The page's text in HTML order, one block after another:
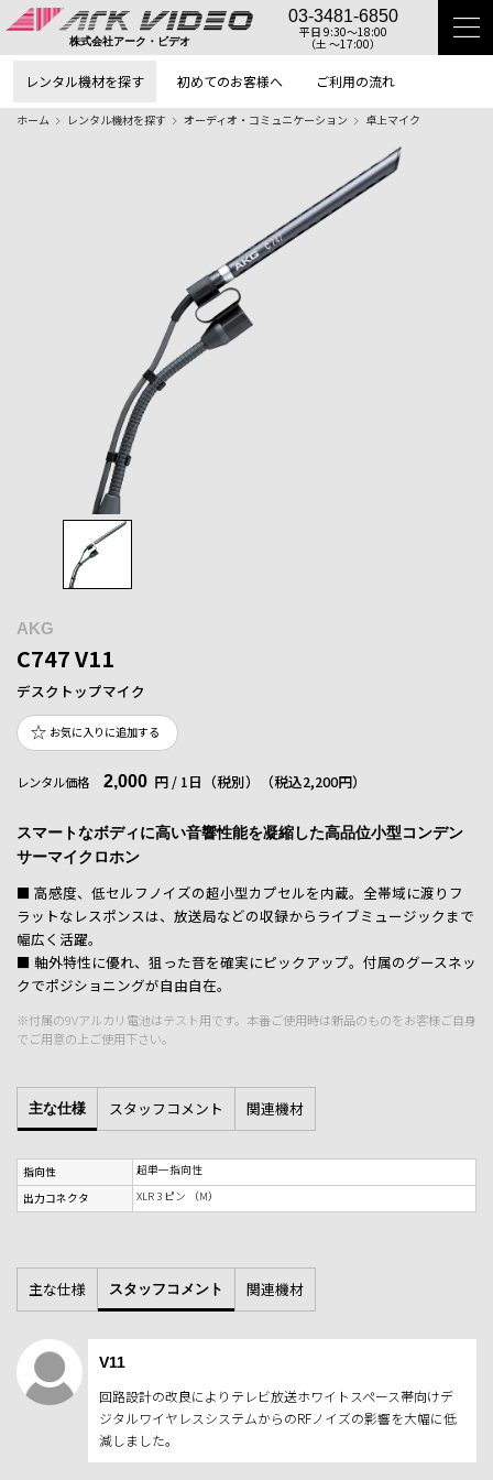
株式会社アーク・ビデオ
03-3481-6850
平日 9:30〜18:00
（土 〜17:00）
レンタル機材を探す 初めてのお客様へ ご利用の流れ
ホーム レンタル機材を探す オーディオ・コミュニケーション 卓上マイク
AKG
C747 V11
デスクトップマイク
お気に入りに追加する
レンタル価格 2,000 円 / 1日（税別） （税込2,200円）
スマートなボディに高い音響性能を凝縮した高品位小型コンデン
サーマイクロホン
■ 高感度、低セルフノイズの超小型カプセルを内蔵。全帯域に渡りフ
ラットなレスポンスは、放送局などの収録からライブミュージックまで
幅広く活躍。
■ 軸外特性に優れ、狙った音を確実にピックアップ。付属のグースネッ
クでポジショニングが自由自在。
※付属の9Vアルカリ電池はテスト用です。本番ご使用時は新品のものをお客様ご自身
でご用意の上ご使用下さい。
主な仕様 スタッフコメント 関連機材
指向性
超単一指向性
出力コネクタ
XLR 3 ピン （M）
主な仕様 スタッフコメント 関連機材
V11
回路設計の改良によりテレビ放送ホワイトスペース帯向けデ
ジタルワイヤレスシステムからのRFノイズの影響を大幅に低
減しました。